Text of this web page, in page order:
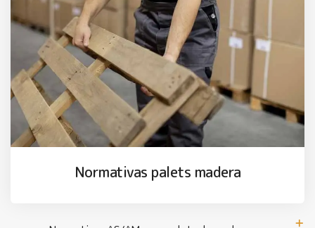
Normativas palets madera